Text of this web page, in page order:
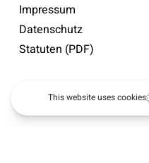
Impressum
Datenschutz
Statuten (PDF)